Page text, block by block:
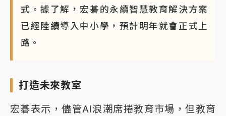
式。據了解，宏碁的永續智慧教育解決方案
已經陸續導入中小學，預計明年就會正式上
路。
打造未來教室
宏碁表示，儘管AI浪潮席捲教育市場，但教育